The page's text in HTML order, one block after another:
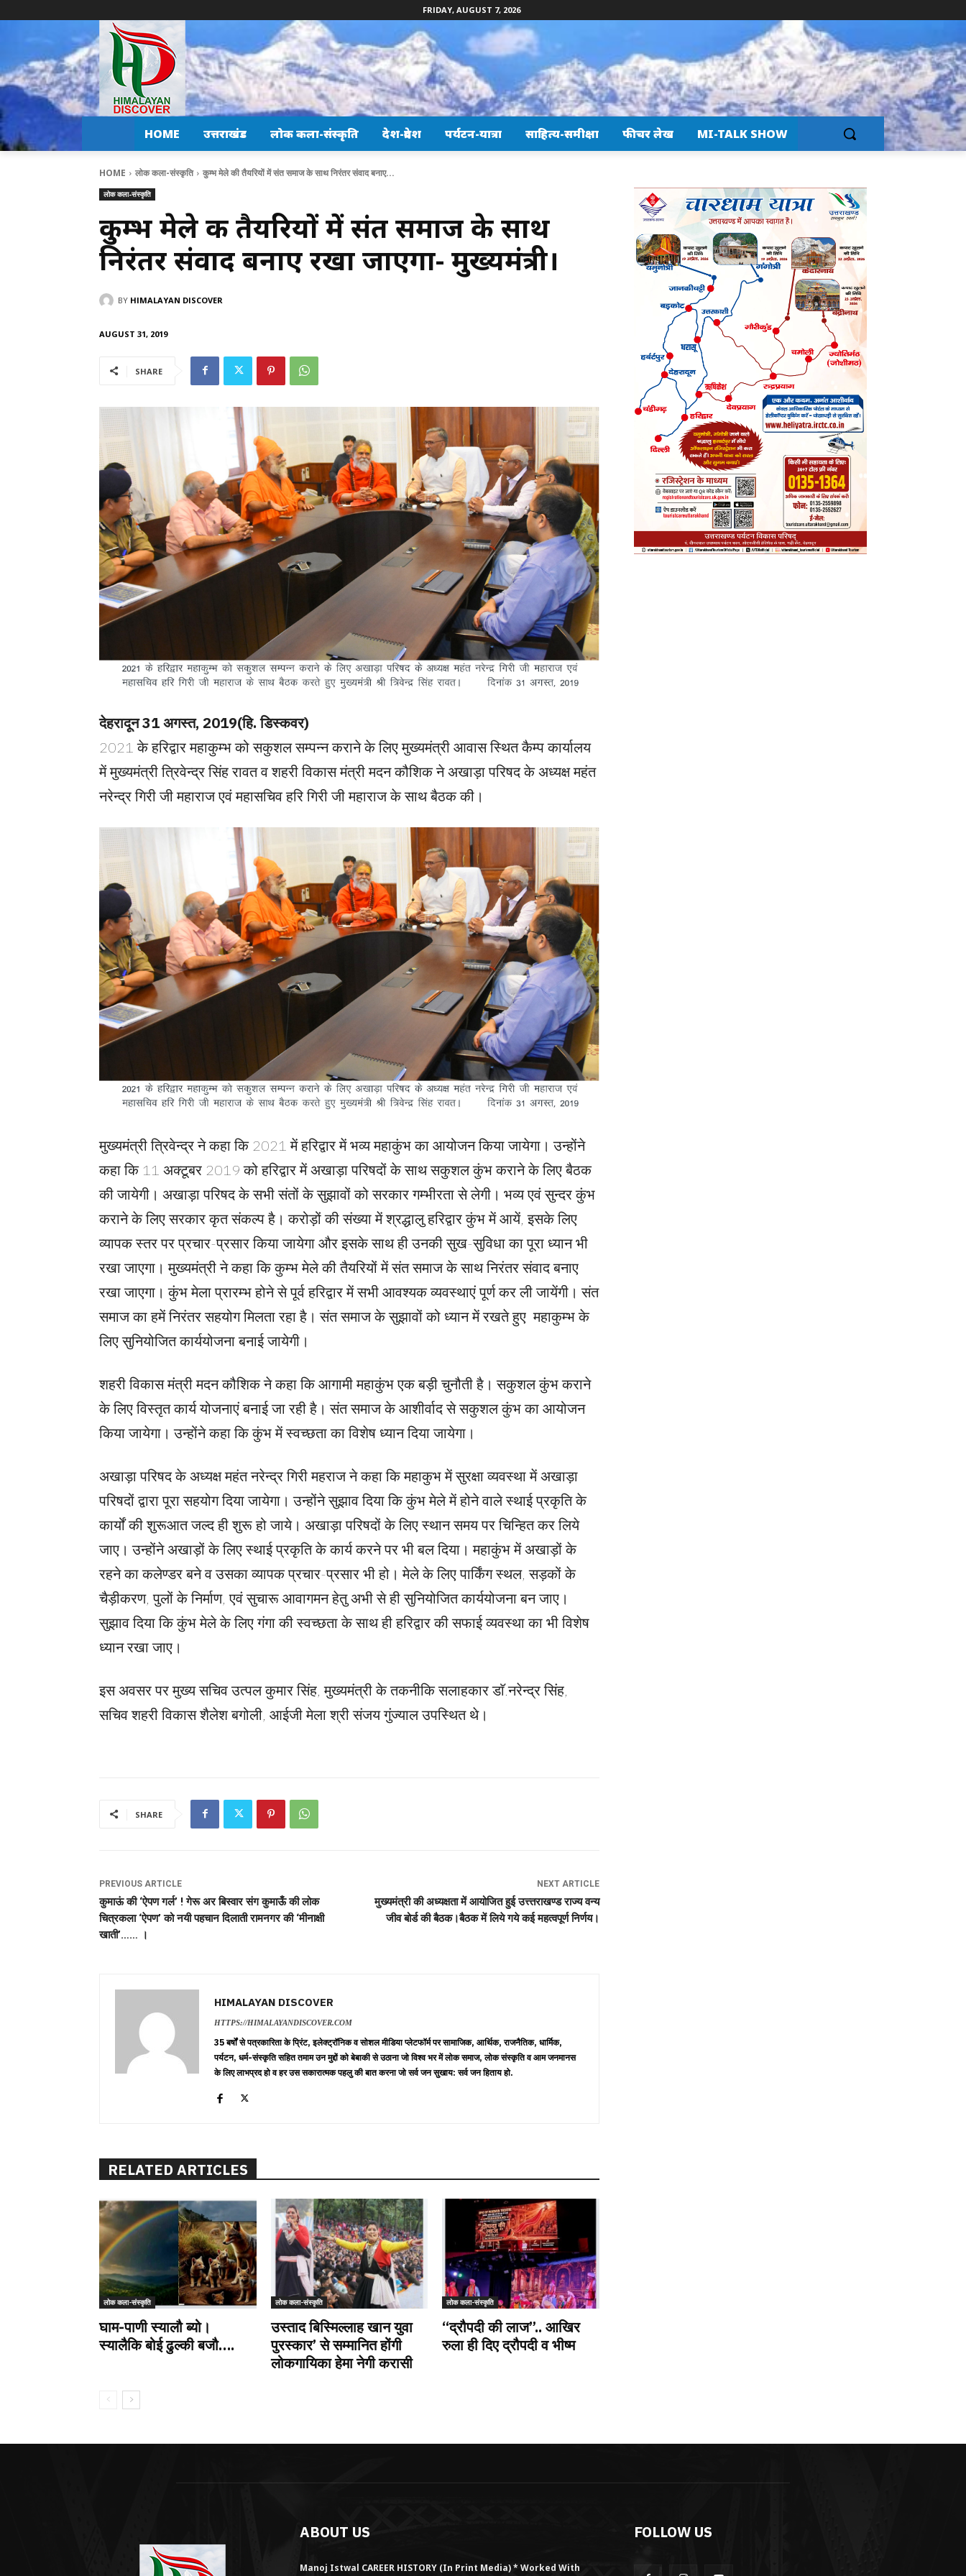
FRIDAY, AUGUST 7, 2026
HOME उत्तराखंड लोक कला-संस्कृति देश-प्रदेश पर्यटन-यात्रा साहित्य-समीक्षा फीचर लेख MI-TALK SHOW
HOME लोक कला-संस्कृति कुम्भ मेले की तैयरियों में संत समाज के साथ निरंतर संवाद बनाए...
लोक कला-संस्कृति
कुम्भ मेले की तैयरियों में संत समाज के साथ
निरंतर संवाद बनाए रखा जाएगा- मुख्यमंत्री।
BY HIMALAYAN DISCOVER
AUGUST 31, 2019
SHARE
देहरादून 31 अगस्त, 2019(हि. डिस्कवर)
2021 के हरिद्वार महाकुम्भ को सकुशल सम्पन्न कराने के लिए मुख्यमंत्री आवास स्थित कैम्प कार्यालय
में मुख्यमंत्री त्रिवेन्द्र सिंह रावत व शहरी विकास मंत्री मदन कौशिक ने अखाड़ा परिषद के अध्यक्ष महंत
नरेन्द्र गिरी जी महाराज एवं महासचिव हरि गिरी जी महाराज के साथ बैठक की।
मुख्यमंत्री त्रिवेन्द्र ने कहा कि 2021 में हरिद्वार में भव्य महाकुंभ का आयोजन किया जायेगा। उन्होंने
कहा कि 11 अक्टूबर 2019 को हरिद्वार में अखाड़ा परिषदों के साथ सकुशल कुंभ कराने के लिए बैठक
की जायेगी। अखाड़ा परिषद के सभी संतों के सुझावों को सरकार गम्भीरता से लेगी। भव्य एवं सुन्दर कुंभ
कराने के लिए सरकार कृत संकल्प है। करोड़ों की संख्या में श्रद्धालु हरिद्वार कुंभ में आयें, इसके लिए
व्यापक स्तर पर प्रचार-प्रसार किया जायेगा और इसके साथ ही उनकी सुख-सुविधा का पूरा ध्यान भी
रखा जाएगा। मुख्यमंत्री ने कहा कि कुम्भ मेले की तैयरियों में संत समाज के साथ निरंतर संवाद बनाए
रखा जाएगा। कुंभ मेला प्रारम्भ होने से पूर्व हरिद्वार में सभी आवश्यक व्यवस्थाएं पूर्ण कर ली जायेंगी। संत
समाज का हमें निरंतर सहयोग मिलता रहा है। संत समाज के सुझावों को ध्यान में रखते हुए महाकुम्भ के
लिए सुनियोजित कार्ययोजना बनाई जायेगी।
शहरी विकास मंत्री मदन कौशिक ने कहा कि आगामी महाकुंभ एक बड़ी चुनौती है। सकुशल कुंभ कराने
के लिए विस्तृत कार्य योजनाएं बनाई जा रही है। संत समाज के आशीर्वाद से सकुशल कुंभ का आयोजन
किया जायेगा। उन्होंने कहा कि कुंभ में स्वच्छता का विशेष ध्यान दिया जायेगा।
अखाड़ा परिषद के अध्यक्ष महंत नरेन्द्र गिरी महराज ने कहा कि महाकुभ में सुरक्षा व्यवस्था में अखाड़ा
परिषदों द्वारा पूरा सहयोग दिया जायेगा। उन्होंने सुझाव दिया कि कुंभ मेले में होने वाले स्थाई प्रकृति के
कार्यों की शुरूआत जल्द ही शुरू हो जाये। अखाड़ा परिषदों के लिए स्थान समय पर चिन्हित कर लिये
जाए। उन्होंने अखाड़ों के लिए स्थाई प्रकृति के कार्य करने पर भी बल दिया। महाकुंभ में अखाड़ों के
रहने का कलेण्डर बने व उसका व्यापक प्रचार-प्रसार भी हो। मेले के लिए पार्किंग स्थल, सड़कों के
चैड़ीकरण, पुलों के निर्माण, एवं सुचारू आवागमन हेतु अभी से ही सुनियोजित कार्ययोजना बन जाए।
सुझाव दिया कि कुंभ मेले के लिए गंगा की स्वच्छता के साथ ही हरिद्वार की सफाई व्यवस्था का भी विशेष
ध्यान रखा जाए।
इस अवसर पर मुख्य सचिव उत्पल कुमार सिंह, मुख्यमंत्री के तकनीकि सलाहकार डाॅ.नरेन्द्र सिंह,
सचिव शहरी विकास शैलेश बगोली, आईजी मेला श्री संजय गुंज्याल उपस्थित थे।
SHARE
PREVIOUS ARTICLE
कुमाऊं की ‘ऐपण गर्ल’ ! गेरू अर बिस्वार संग कुमाऊँ की लोक
चित्रकला ‘ऐपण’ को नयी पहचान दिलाती रामनगर की ‘मीनाक्षी
खाती’…… ।
NEXT ARTICLE
मुख्यमंत्री की अध्यक्षता में आयोजित हुई उत्त्तराखण्ड राज्य वन्य
जीव बोर्ड की बैठक।बैठक में लिये गये कई महत्वपूर्ण निर्णय।
HIMALAYAN DISCOVER
HTTPS://HIMALAYANDISCOVER.COM
35 बर्षों से पत्रकारिता के प्रिंट, इलेक्ट्रॉनिक व सोशल मीडिया प्लेटफॉर्म पर सामाजिक, आर्थिक, राजनैतिक, धार्मिक,
पर्यटन, धर्म-संस्कृति सहित तमाम उन मुद्दों को बेबाकी से उठाना जो विश्व भर में लोक समाज, लोक संस्कृति व आम जनमानस
के लिए लाभप्रद हो व हर उस सकारात्मक पहलु की बात करना जो सर्व जन सुखाय: सर्व जन हिताय हो.
RELATED ARTICLES
लोक कला-संस्कृति
घाम-पाणी स्यालौ ब्यो।
स्यालैकि बोई ढुल्की बजौ….
लोक कला-संस्कृति
उस्ताद बिस्मिल्लाह खान युवा
पुरस्कार’ से सम्मानित होंगी
लोकगायिका हेमा नेगी करासी
लोक कला-संस्कृति
“द्रौपदी की लाज”.. आखिर
रुला ही दिए द्रौपदी व भीष्म
ABOUT US
Manoj Istwal CAREER HISTORY (in Print Media) * Worked With
FOLLOW US